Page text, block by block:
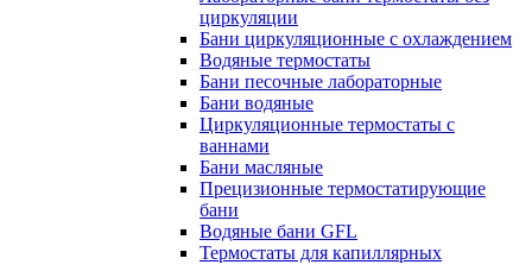
циркуляции
Бани циркуляционные с охлаждением
Водяные термостаты
Бани песочные лабораторные
Бани водяные
Циркуляционные термостаты с
ваннами
Бани масляные
Прецизионные термостатирующие
бани
Водяные бани GFL
Термостаты для капиллярных